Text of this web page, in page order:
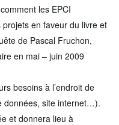
les EPCI
en faveur du livre et
de Pascal Fruchon,
en mai – juin 2009
besoins à l’endroit de
données, site internet…).
et donnera lieu à